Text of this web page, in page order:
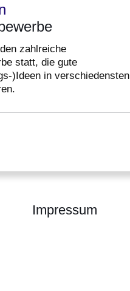
zahlreiche
statt, die gute
)Ideen in verschiedensten
Impressum